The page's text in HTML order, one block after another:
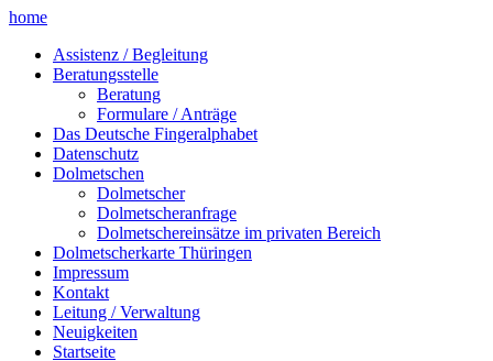
home
Assistenz / Begleitung
Beratungsstelle
Beratung
Formulare / Anträge
Das Deutsche Fingeralphabet
Datenschutz
Dolmetschen
Dolmetscher
Dolmetscheranfrage
Dolmetschereinsätze im privaten Bereich
Dolmetscherkarte Thüringen
Impressum
Kontakt
Leitung / Verwaltung
Neuigkeiten
Startseite